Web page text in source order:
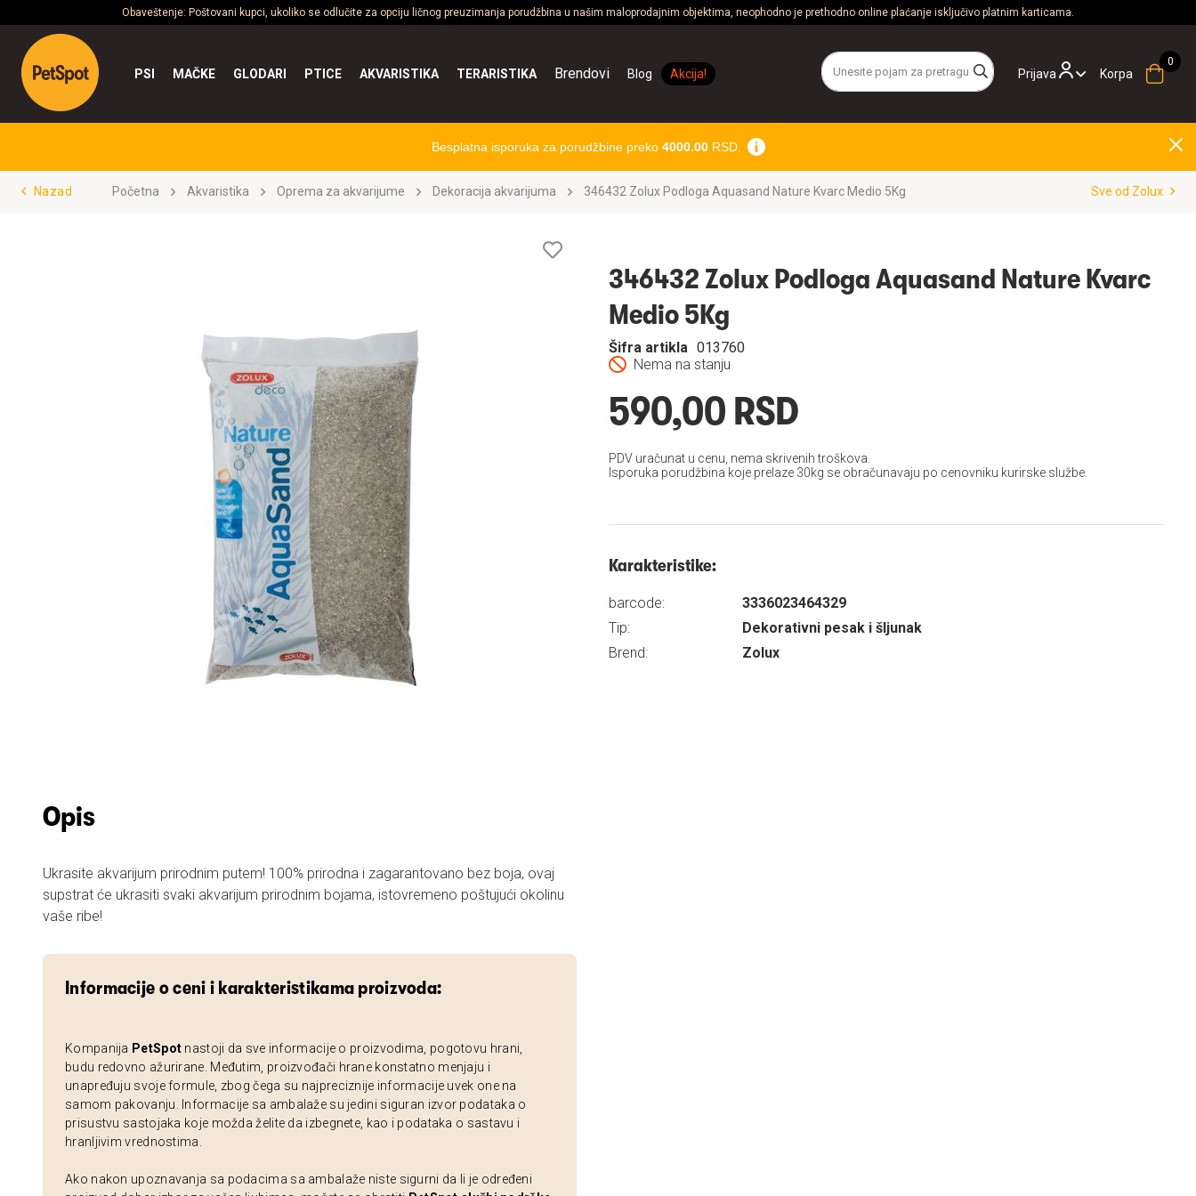
Obaveštenje: Poštovani kupci, ukoliko se odlučite za opciju ličnog preuzimanja porudžbina u našim maloprodajnim objektima, neophodno je prethodno online plaćanje isključivo platnim karticama.
Prijava
PSI MAČKE GLODARI PTICE AKVARISTIKA TERARISTIKA Brendovi Blog Akcija! Korpa
Besplatna isporuka za porudžbine preko 4000.00RSD.
Nazad Početna Akvaristika Oprema za akvarijume Dekoracija akvarijuma 346432 Zolux Podloga Aquasand Nature Kvarc Medio 5Kg Sve od Zolux
Opis
Ukrasite akvarijum prirodnim putem! 100% prirodna i zagarantovano bez boja, ovaj
supstrat će ukrasiti svaki akvarijum prirodnim bojama, istovremeno poštujući okolinu
vaše ribe!
Informacije o ceni i karakteristikama proizvoda:
Kompanija PetSpot nastoji da sve informacije o proizvodima, pogotovu hrani,
budu redovno ažurirane. Međutim, proizvođači hrane konstatno menjaju i
unapređuju svoje formule, zbog čega su najpreciznije informacije uvek one na
samom pakovanju. Informacije sa ambalaže su jedini siguran izvor podataka o
prisustvu sastojaka koje možda želite da izbegnete, kao i podataka o sastavu i
hranljivim vrednostima.
Ako nakon upoznavanja sa podacima sa ambalaže niste sigurni da li je određeni
želja
346432 Zolux Podloga Aquasand Nature Kvarc
Medio 5Kg
Nema na stanju
Šifra artikla 013760
590,00 RSD
PDV uračunat u cenu, nema skrivenih troškova.
Isporuka porudžbina koje prelaze 30kg se obračunavaju po cenovniku kurirske službe.
Karakteristike:
barcode:
3336023464329
Tip:
Dekorativni pesak i šljunak
Brend:
Zolux